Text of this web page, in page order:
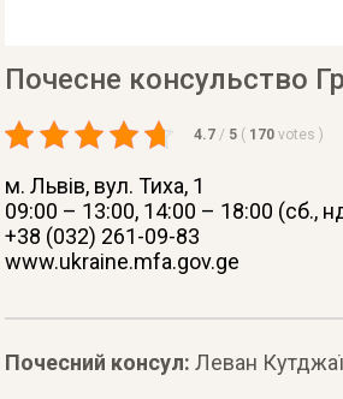
Почесне консульство
4.7 / 5 ( 170 votes )
м. Львів, вул. Тиха, 1
09:00 – 13:00, 14:00 – 18:00 (сб.,
+38 (032) 261-09-83
www.ukraine.mfa.gov.ge
Почесний консул:Леван